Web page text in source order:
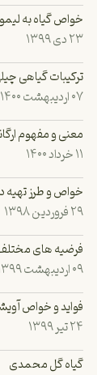
خواص گیاه به لیمو
۲۳ دی ۱۳۹۹
ترکیبات گیاهی
۰۷ اردیبهشت ۱۴۰۰
معنی و مفهوم
۱۱ خرداد ۱۴۰۰
خواص و طرز
۲۹ فروردین ۱۳۹۸
فرضيه های
۰۹ اردیبهشت ۱۳۹۹
فواید و خواص
۲۴ تیر ۱۳۹۹
گیاه گل محمدی